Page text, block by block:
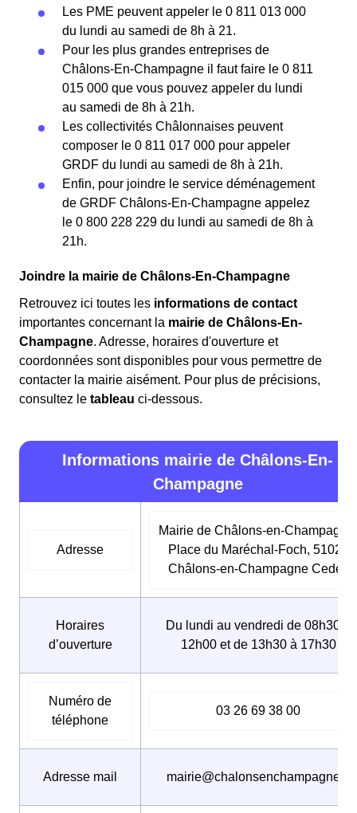
Les PME peuvent appeler le 0 811 013 000
du lundi au samedi de 8h à 21.
Pour les plus grandes entreprises de
Châlons-En-Champagne il faut faire le 0 811
015 000 que vous pouvez appeler du lundi
au samedi de 8h à 21h.
Les collectivités Châlonnaises peuvent
composer le 0 811 017 000 pour appeler
GRDF du lundi au samedi de 8h à 21h.
Enfin, pour joindre le service déménagement
de GRDF Châlons-En-Champagne appelez
le 0 800 228 229 du lundi au samedi de 8h à
21h.
Joindre la mairie de Châlons-En-Champagne
Retrouvez ici toutes les informations de contact
importantes concernant la mairie de Châlons-En-
Champagne. Adresse, horaires d'ouverture et
coordonnées sont disponibles pour vous permettre de
contacter la mairie aisément. Pour plus de précisions,
consultez le tableau ci-dessous.
Informations mairie de Châlons-En-
Champagne
Adresse
Mairie de Châlons-en-Champagne,
Place du Maréchal-Foch, 51022
Châlons-en-Champagne Cedex
Horaires
d’ouverture
Du lundi au vendredi de 08h30 à
12h00 et de 13h30 à 17h30
Numéro de
téléphone
03 26 69 38 00
Adresse mail mairie@chalonsenchampagne.fr